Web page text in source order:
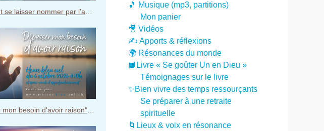
🎵 Musique (mp3, partitions)
Mon panier
🎥 Vidéos
✍️ Apports & réflexions
🌍 Résonances du monde
📙Livre « Se goûter Un en Dieu »
Témoignages sur le livre
✨Bien vivre des temps ressourçants
Se préparer à une retraite
spirituelle
🌀Lieux & voix en résonance